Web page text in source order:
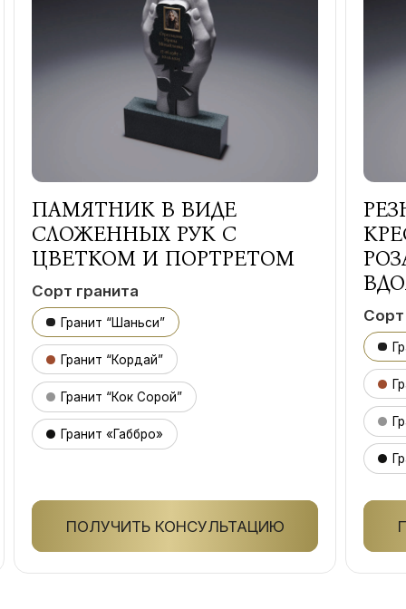
ПАМЯТНИК В ВИДЕ
СЛОЖЕННЫХ РУК С
ЦВЕТКОМ И ПОРТРЕТОМ
Сорт гранита
Гранит “Шаньси”
Гранит “Кордай”
Гранит “Кок Сорой”
Гранит «Габбро»
ПОЛУЧИТЬ КОНСУЛЬТАЦИЮ
Сорт